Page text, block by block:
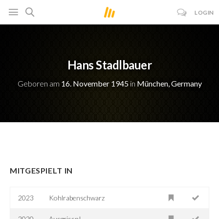
LOGIN
Hans Stadlbauer
Geboren am 16. November 1945in München, Germany
MITGESPIELT IN
2023 Kohlrabenschwarz